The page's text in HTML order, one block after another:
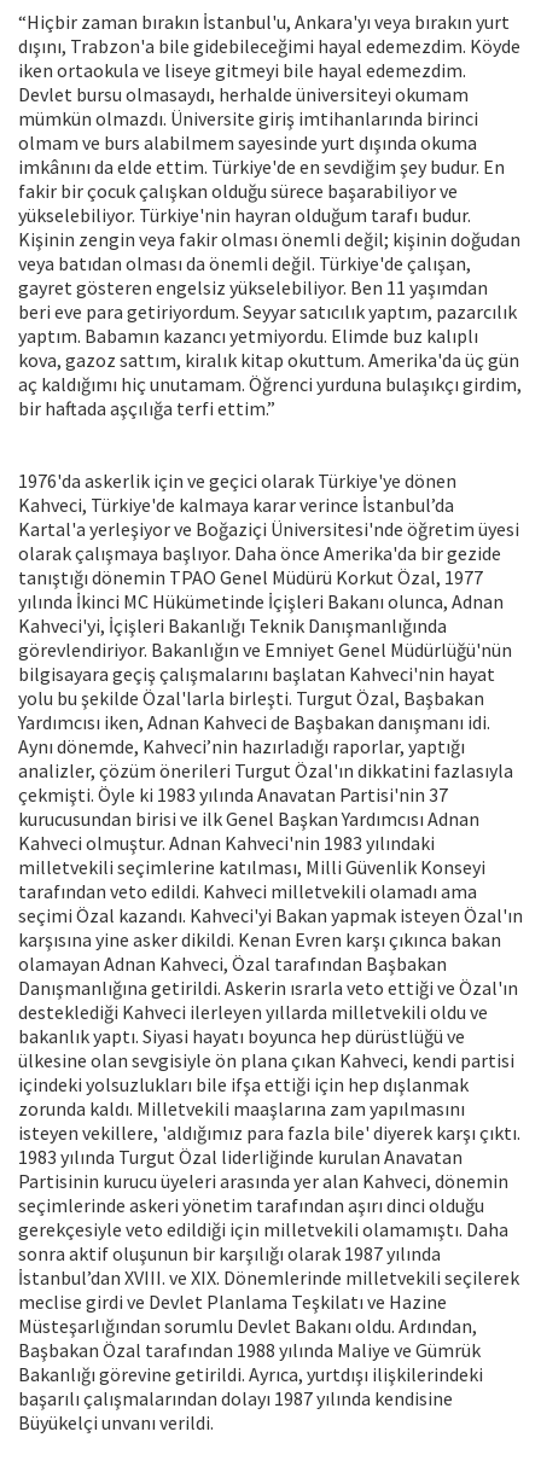
“Hiçbir zaman bırakın İstanbul'u, Ankara'yı veya bırakın yurt
dışını, Trabzon'a bile gidebileceğimi hayal edemezdim. Köyde
iken ortaokula ve liseye gitmeyi bile hayal edemezdim.
Devlet bursu olmasaydı, herhalde üniversiteyi okumam
mümkün olmazdı. Üniversite giriş imtihanlarında birinci
olmam ve burs alabilmem sayesinde yurt dışında okuma
imkânını da elde ettim. Türkiye'de en sevdiğim şey budur. En
fakir bir çocuk çalışkan olduğu sürece başarabiliyor ve
yükselebiliyor. Türkiye'nin hayran olduğum tarafı budur.
Kişinin zengin veya fakir olması önemli değil; kişinin doğudan
veya batıdan olması da önemli değil. Türkiye'de çalışan,
gayret gösteren engelsiz yükselebiliyor. Ben 11 yaşımdan
beri eve para getiriyordum. Seyyar satıcılık yaptım, pazarcılık
yaptım. Babamın kazancı yetmiyordu. Elimde buz kalıplı
kova, gazoz sattım, kiralık kitap okuttum. Amerika'da üç gün
aç kaldığımı hiç unutamam. Öğrenci yurduna bulaşıkçı girdim,
bir haftada aşçılığa terfi ettim.”
1976'da askerlik için ve geçici olarak Türkiye'ye dönen
Kahveci, Türkiye'de kalmaya karar verince İstanbul’da
Kartal'a yerleşiyor ve Boğaziçi Üniversitesi'nde öğretim üyesi
olarak çalışmaya başlıyor. Daha önce Amerika'da bir gezide
tanıştığı dönemin TPAO Genel Müdürü Korkut Özal, 1977
yılında İkinci MC Hükümetinde İçişleri Bakanı olunca, Adnan
Kahveci'yi, İçişleri Bakanlığı Teknik Danışmanlığında
görevlendiriyor. Bakanlığın ve Emniyet Genel Müdürlüğü'nün
bilgisayara geçiş çalışmalarını başlatan Kahveci'nin hayat
yolu bu şekilde Özal'larla birleşti. Turgut Özal, Başbakan
Yardımcısı iken, Adnan Kahveci de Başbakan danışmanı idi.
Aynı dönemde, Kahveci’nin hazırladığı raporlar, yaptığı
analizler, çözüm önerileri Turgut Özal'ın dikkatini fazlasıyla
çekmişti. Öyle ki 1983 yılında Anavatan Partisi'nin 37
kurucusundan birisi ve ilk Genel Başkan Yardımcısı Adnan
Kahveci olmuştur. Adnan Kahveci'nin 1983 yılındaki
milletvekili seçimlerine katılması, Milli Güvenlik Konseyi
tarafından veto edildi. Kahveci milletvekili olamadı ama
seçimi Özal kazandı. Kahveci'yi Bakan yapmak isteyen Özal'ın
karşısına yine asker dikildi. Kenan Evren karşı çıkınca bakan
olamayan Adnan Kahveci, Özal tarafından Başbakan
Danışmanlığına getirildi. Askerin ısrarla veto ettiği ve Özal'ın
desteklediği Kahveci ilerleyen yıllarda milletvekili oldu ve
bakanlık yaptı. Siyasi hayatı boyunca hep dürüstlüğü ve
ülkesine olan sevgisiyle ön plana çıkan Kahveci, kendi partisi
içindeki yolsuzlukları bile ifşa ettiği için hep dışlanmak
zorunda kaldı. Milletvekili maaşlarına zam yapılmasını
isteyen vekillere, 'aldığımız para fazla bile' diyerek karşı çıktı.
1983 yılında Turgut Özal liderliğinde kurulan Anavatan
Partisinin kurucu üyeleri arasında yer alan Kahveci, dönemin
seçimlerinde askeri yönetim tarafından aşırı dinci olduğu
gerekçesiyle veto edildiği için milletvekili olamamıştı. Daha
sonra aktif oluşunun bir karşılığı olarak 1987 yılında
İstanbul’dan XVIII. ve XIX. Dönemlerinde milletvekili seçilerek
meclise girdi ve Devlet Planlama Teşkilatı ve Hazine
Müsteşarlığından sorumlu Devlet Bakanı oldu. Ardından,
Başbakan Özal tarafından 1988 yılında Maliye ve Gümrük
Bakanlığı görevine getirildi. Ayrıca, yurtdışı ilişkilerindeki
başarılı çalışmalarından dolayı 1987 yılında kendisine
Büyükelçi unvanı verildi.